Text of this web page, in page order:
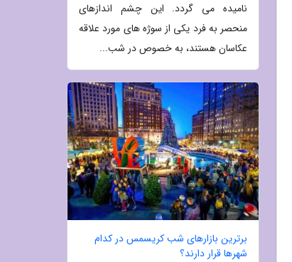
نامیده می گردد. این چشم اندازهای
منحصر به فرد یکی از سوژه های مورد علاقه
عکاسان هستند، به خصوص در شب...
برترین بازارهای شب کریسمس در کدام
شهرها قرار دارند؟